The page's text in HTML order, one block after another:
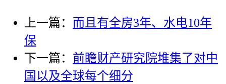
上一篇： 而且有全房3年、水电10年
保
下一篇： 前瞻财产研究院堆集了对中
国以及全球每个细分